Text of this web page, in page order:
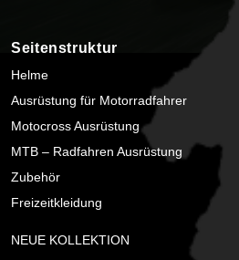
Seitenstruktur
Helme
Ausrüstung für Motorradfahrer
Motocross Ausrüstung
MTB – Radfahren Ausrüstung
Zubehör
Freizeitkleidung
NEUE KOLLEKTION